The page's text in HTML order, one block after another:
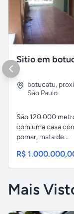
Sitio em
botucatu,
São Paulo
São 120.000
com uma casa
pomar, mata de...
R$
Mais